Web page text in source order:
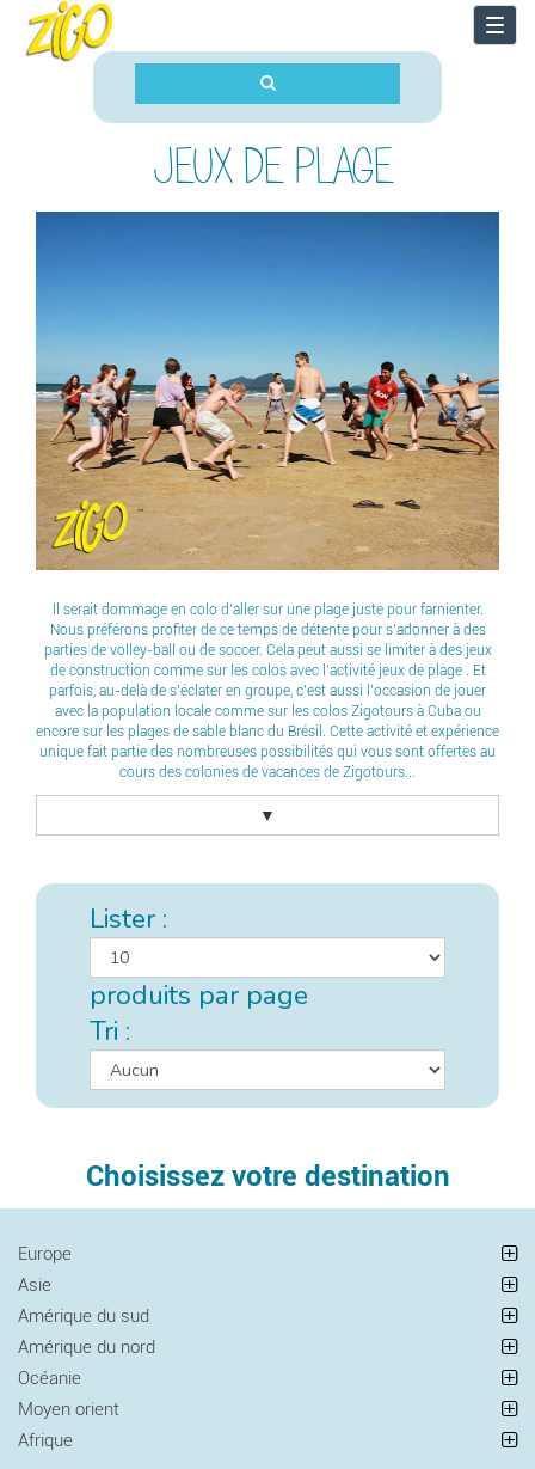
JEUX DE PLAGE
Il serait dommage en colo d’aller sur une plage juste pour farnienter.
Nous préférons profiter de ce temps de détente pour s’adonner à des
parties de volley-ball ou de soccer. Cela peut aussi se limiter à des jeux
de construction comme sur les colos avec l’activité jeux de plage . Et
parfois, au-delà de s’éclater en groupe, c’est aussi l’occasion de jouer
avec la population locale comme sur les colos Zigotours à Cuba ou
encore sur les plages de sable blanc du Brésil. Cette activité et expérience
unique fait partie des nombreuses possibilités qui vous sont offertes au
cours des colonies de vacances de Zigotours...
▼
Lister :
produits par page
Tri :
Choisissez votre destination
Europe
Asie
Amérique du sud
Amérique du nord
Océanie
Moyen orient
Afrique